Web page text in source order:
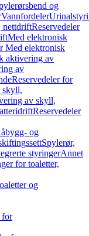
og
Vannfordeler
nettdriftReservedeler
Med elektronisk
Med elektronisk
aktivering av
av
Reservedeler for
skyll,
av skyll,
Reservedeler
og
Spylerør,
styringerAnnet
for toaletter,
og
for